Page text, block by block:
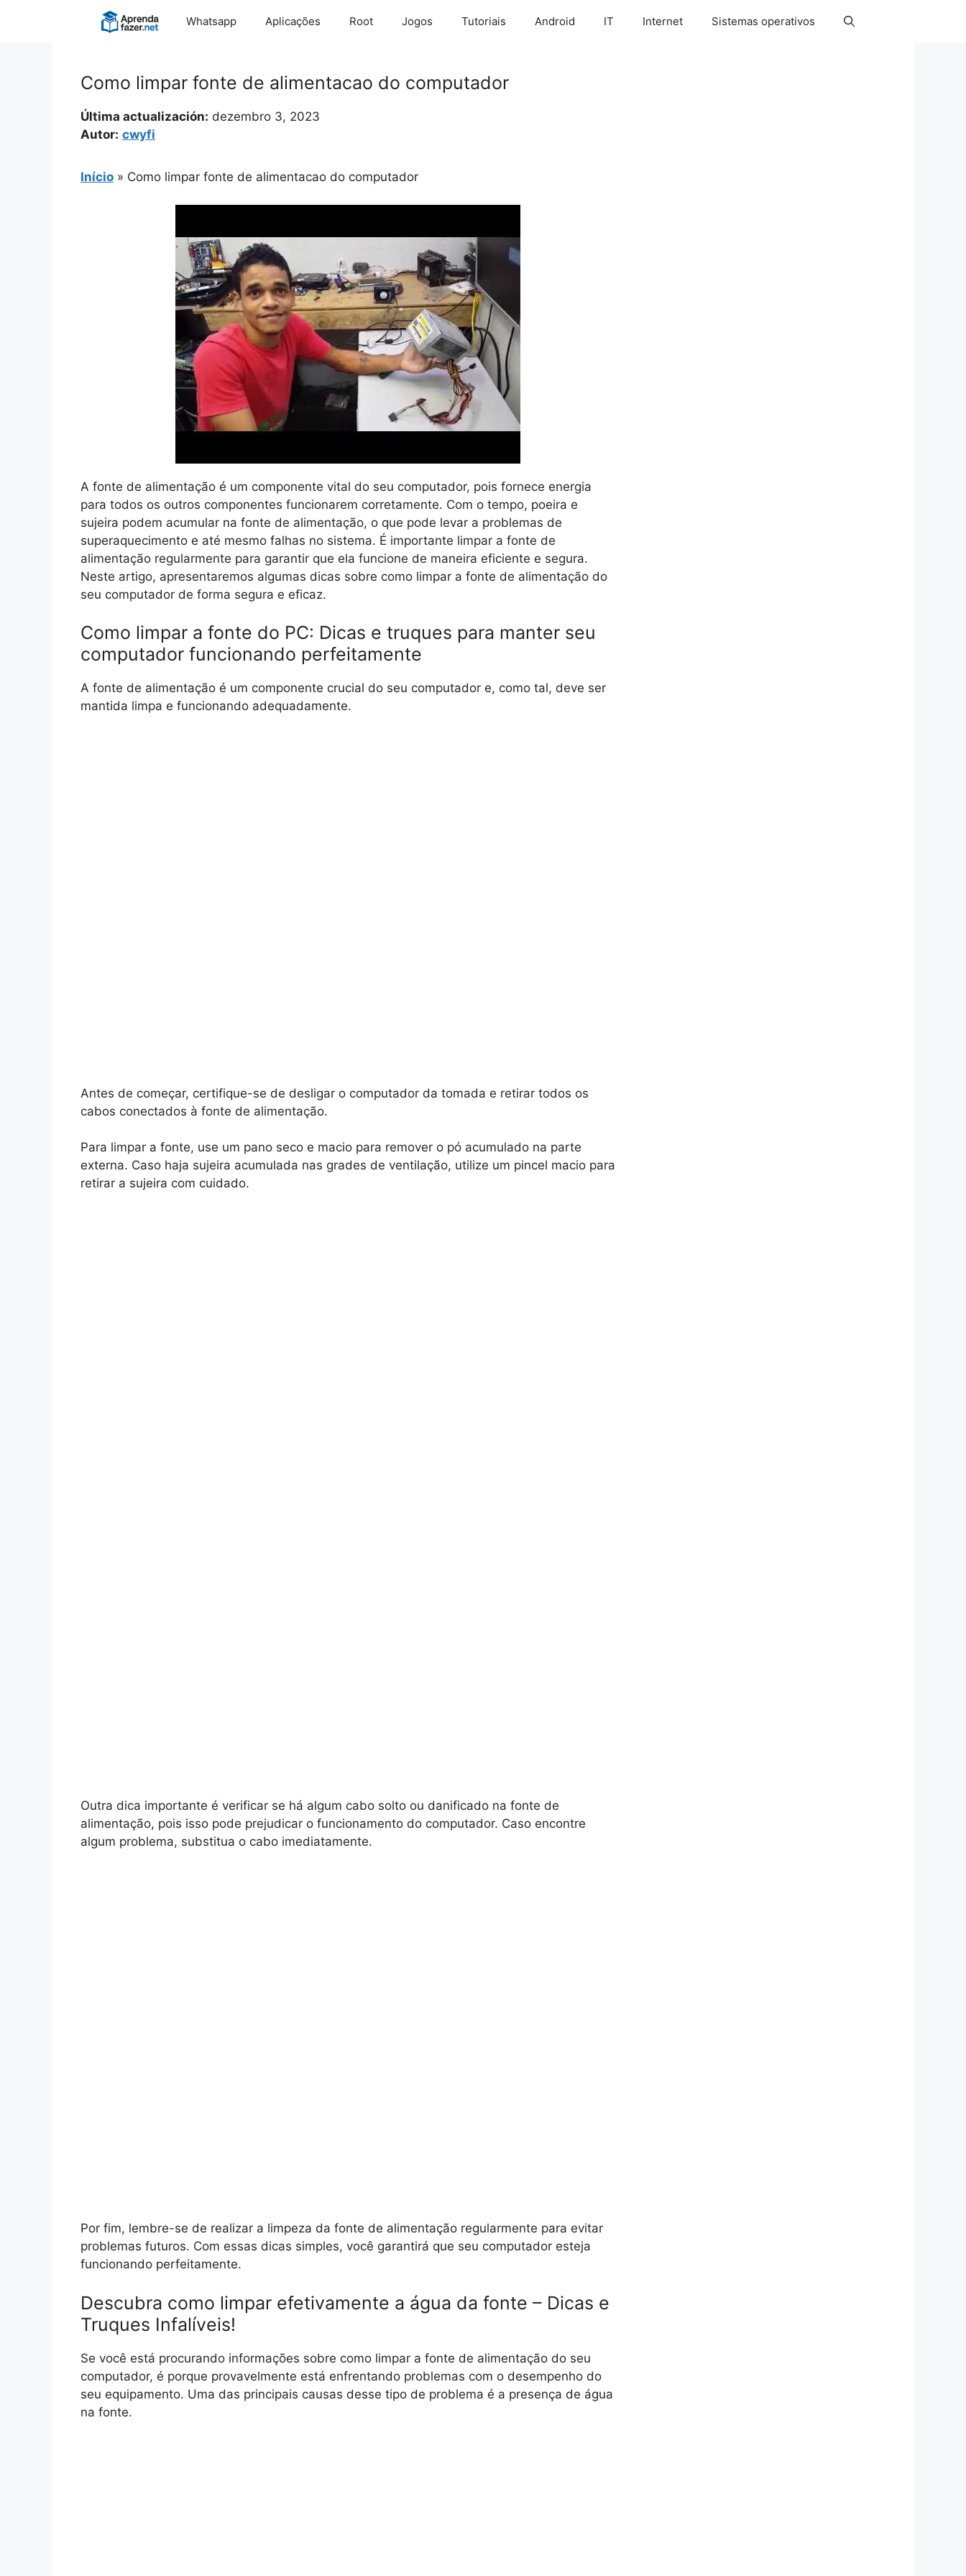
Whatsapp Aplicações Root Jogos Tutoriais Android IT Internet Sistemas operativos
Como limpar fonte de alimentacao do computador
Última actualización: dezembro 3, 2023
Autor: cwyfi
Início » Como limpar fonte de alimentacao do computador
A fonte de alimentação é um componente vital do seu computador, pois fornece energia
para todos os outros componentes funcionarem corretamente. Com o tempo, poeira e
sujeira podem acumular na fonte de alimentação, o que pode levar a problemas de
superaquecimento e até mesmo falhas no sistema. É importante limpar a fonte de
alimentação regularmente para garantir que ela funcione de maneira eficiente e segura.
Neste artigo, apresentaremos algumas dicas sobre como limpar a fonte de alimentação do
seu computador de forma segura e eficaz.
Como limpar a fonte do PC: Dicas e truques para manter seu
computador funcionando perfeitamente
A fonte de alimentação é um componente crucial do seu computador e, como tal, deve ser
mantida limpa e funcionando adequadamente.
Antes de começar, certifique-se de desligar o computador da tomada e retirar todos os
cabos conectados à fonte de alimentação.
Para limpar a fonte, use um pano seco e macio para remover o pó acumulado na parte
externa. Caso haja sujeira acumulada nas grades de ventilação, utilize um pincel macio para
retirar a sujeira com cuidado.
Outra dica importante é verificar se há algum cabo solto ou danificado na fonte de
alimentação, pois isso pode prejudicar o funcionamento do computador. Caso encontre
algum problema, substitua o cabo imediatamente.
Por fim, lembre-se de realizar a limpeza da fonte de alimentação regularmente para evitar
problemas futuros. Com essas dicas simples, você garantirá que seu computador esteja
funcionando perfeitamente.
Descubra como limpar efetivamente a água da fonte – Dicas e
Truques Infalíveis!
Se você está procurando informações sobre como limpar a fonte de alimentação do seu
computador, é porque provavelmente está enfrentando problemas com o desempenho do
seu equipamento. Uma das principais causas desse tipo de problema é a presença de água
na fonte.